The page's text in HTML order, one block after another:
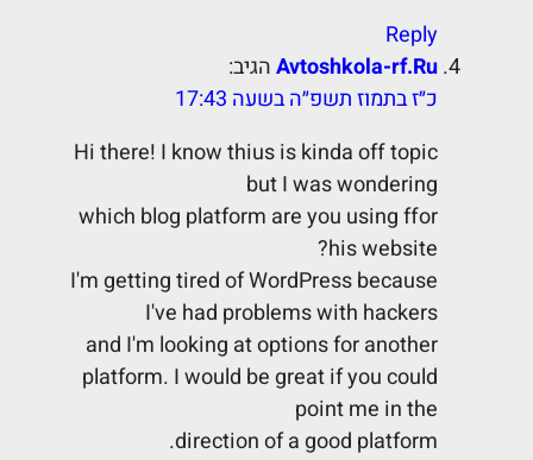
Reply
Avtoshkola-rf.Ruהגיב:
כ״ז בתמוז תשפ״ה בשעה 17:43
Hi there! I know thius is kinda off topic
but I was wondering
which blog platform are you using ffor
his website?
I'm getting tired of WordPress because
I've had problems with hackers
and I'm looking at options for another
platform. I would be great if you could
point me in the
direction of a good platform.